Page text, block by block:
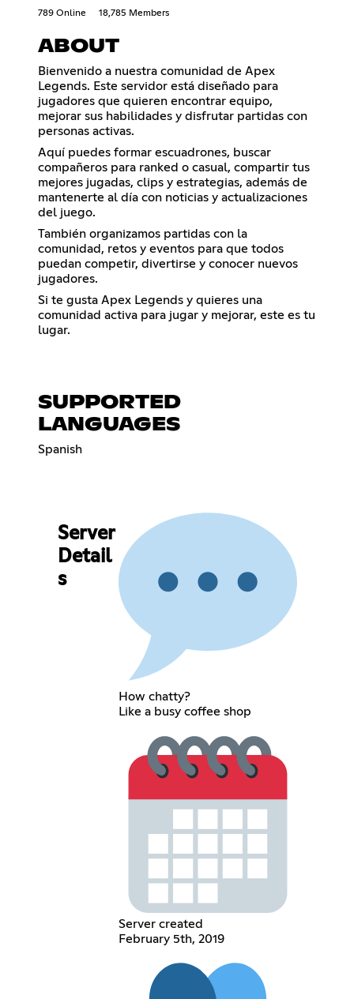
789 Online 18,785 Members
ABOUT
Bienvenido a nuestra comunidad de Apex
Legends. Este servidor está diseñado para
jugadores que quieren encontrar equipo,
mejorar sus habilidades y disfrutar partidas con
personas activas.
Aquí puedes formar escuadrones, buscar
compañeros para ranked o casual, compartir tus
mejores jugadas, clips y estrategias, además de
mantenerte al día con noticias y actualizaciones
del juego.
También organizamos partidas con la
comunidad, retos y eventos para que todos
puedan competir, divertirse y conocer nuevos
jugadores.
Si te gusta Apex Legends y quieres una
comunidad activa para jugar y mejorar, este es tu
lugar.
SUPPORTED
LANGUAGES
Spanish
Server
Detail
s
How chatty?
Like a busy coffee shop
Server created
February 5th, 2019